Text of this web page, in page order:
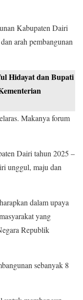
Kabupaten Dairi
arah pembangunan
Hidayat dan Bupati
Makanya forum
Dairi tahun 2025 –
unggul, maju dan
dalam upaya
yang
Republik
sebanyak 8